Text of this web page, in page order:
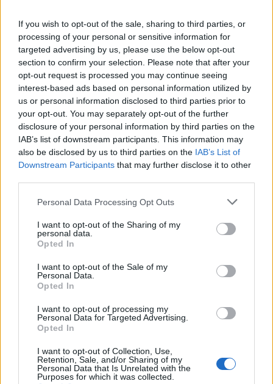
If you wish to opt-out of the sale, sharing to third parties, or
processing of your personal or sensitive information for
targeted advertising by us, please use the below opt-out
section to confirm your selection. Please note that after your
opt-out request is processed you may continue seeing
interest-based ads based on personal information utilized by
us or personal information disclosed to third parties prior to
your opt-out. You may separately opt-out of the further
disclosure of your personal information by third parties on the
IAB’s list of downstream participants. This information may
also be disclosed by us to third parties on the IAB’s List of
Downstream Participants that may further disclose it to other
Please note that this website/app uses one or more Google
not limited to your visit or usage behaviour. You may click to
grant or deny consent to Google and its third-party tags to
use your data for below specified purposes in below Google
consent section.
Personal Data Processing Opt Outs
I want to opt-out of the Sharing of my
personal data.
Opted In
I want to opt-out of the Sale of my
Personal Data.
Opted In
I want to opt-out of processing my
Personal Data for Targeted Advertising.
Opted In
I want to opt-out of Collection, Use,
Retention, Sale, and/or Sharing of my
Personal Data that Is Unrelated with the
Purposes for which it was collected.
Inviaci le tue segnalazioni,
i tuoi video e le tue foto
Su WhatsApp al numero +39
345 356 7512
Ricevi le nostre ultime news
daGoogle News
Condividi l'articolo
F
a
ce
b
o
o
T
w
it
te
r
Pi
te
st
W
at
A
p
S
a
Articolo precedente
NOTIZIE RECENTI